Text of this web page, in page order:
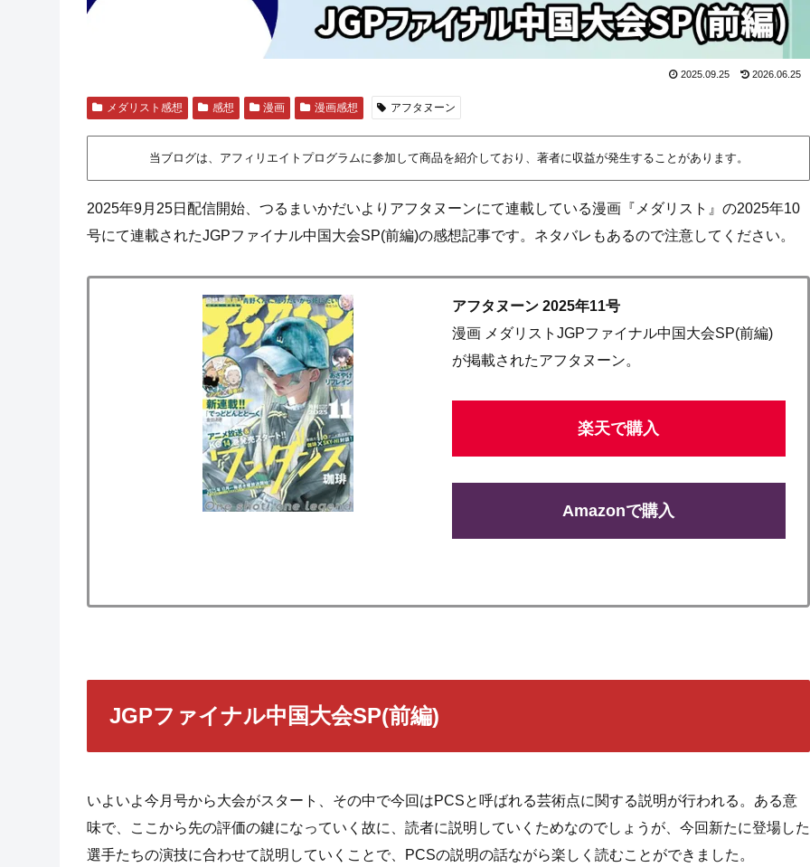
2025.09.25 2026.06.25
メダリスト感想 感想 漫画 漫画感想 アフタヌーン
当ブログは、アフィリエイトプログラムに参加して商品を紹介しており、著者に収益が発生することがあります。
2025年9月25日配信開始、つるまいかだいよりアフタヌーンにて連載している漫画『メダリスト』の2025年10
号にて連載されたJGPファイナル中国大会SP(前編)の感想記事です。ネタバレもあるので注意してください。
アフタヌーン 2025年11号
漫画 メダリストJGPファイナル中国大会SP(前編)
が掲載されたアフタヌーン。
楽天で購入
Amazonで購入
JGPファイナル中国大会SP(前編)
いよいよ今月号から大会がスタート、その中で今回はPCSと呼ばれる芸術点に関する説明が行われる。ある意
味で、ここから先の評価の鍵になっていく故に、読者に説明していくためなのでしょうが、今回新たに登場した
選手たちの演技に合わせて説明していくことで、PCSの説明の話ながら楽しく読むことができました。